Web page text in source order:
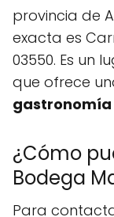
provincia de
exacta es
03550. Es un
que ofrece
¿Cómo
Bodega
Para